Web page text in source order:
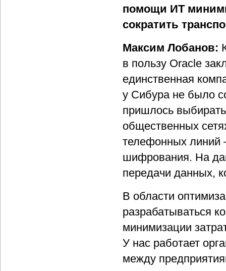
помощи ИТ
сократить
Максим Лобанов:
в пользу Oracle
единственная
у Сибура не было
пришлось
общественных
телефонных линий
шифрования. На
передачи данных,
В области
разрабатываться
минимизации
У нас работает
между